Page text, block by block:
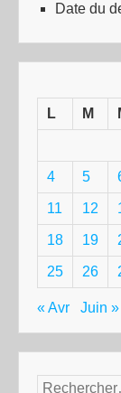
Date du
L
M
4 5
11 12
18 19
25 26
« Avr Juin »
Rechercher :